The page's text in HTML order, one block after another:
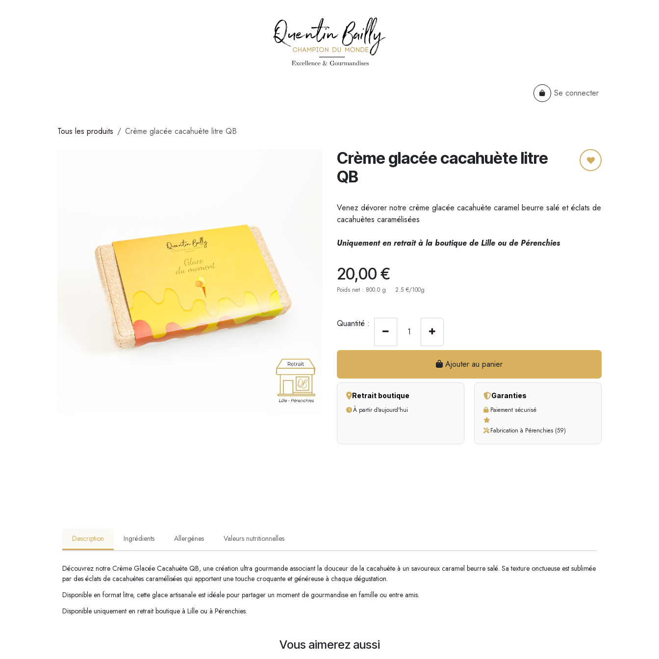
B2B Se connecter
Tous les produits Crème glacée cacahuète litre QB
Crème glacée cacahuète litre
QB
Venez dévorer notre crème glacée cacahuète caramel beurre salé et éclats de
cacahuètes caramélisées
Uniquement en retrait à la boutique de Lille ou de Pérenchies
20,00 €
Poids net : 800.0 g 2.5 €/100g
Quantité :
Ajouter au panier
Retrait boutique
À partir d'aujourd'hui
Garanties
Paiement sécurisé
Fabrication à Pérenchies (59)
Description Ingrédients Allergènes Valeurs nutritionnelles
Découvrez notre Crème Glacée Cacahuète QB, une création ultra gourmande associant la douceur de la cacahuète à un savoureux caramel beurre salé. Sa texture onctueuse est sublimée
par des éclats de cacahuètes caramélisées qui apportent une touche croquante et généreuse à chaque dégustation.
Disponible en format litre, cette glace artisanale est idéale pour partager un moment de gourmandise en famille ou entre amis.
Disponible uniquement en retrait boutique à Lille ou à Pérenchies.
Vous aimerez aussi